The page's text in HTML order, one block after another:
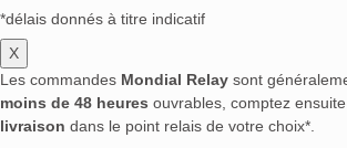
*délais donnés à titre indicatif
X
Les commandes Mondial Relay sont
moins de 48 heures ouvrables, comptez ensuite
livraison dans le point relais de votre choix*.